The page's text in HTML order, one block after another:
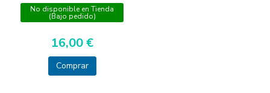
No disponible en Tienda
(Bajo pedido)
16,00 €
Comprar